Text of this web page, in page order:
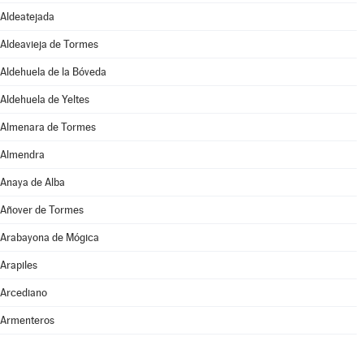
Aldeatejada
Aldeavieja de Tormes
Aldehuela de la Bóveda
Aldehuela de Yeltes
Almenara de Tormes
Almendra
Anaya de Alba
Añover de Tormes
Arabayona de Mógica
Arapiles
Arcediano
Armenteros